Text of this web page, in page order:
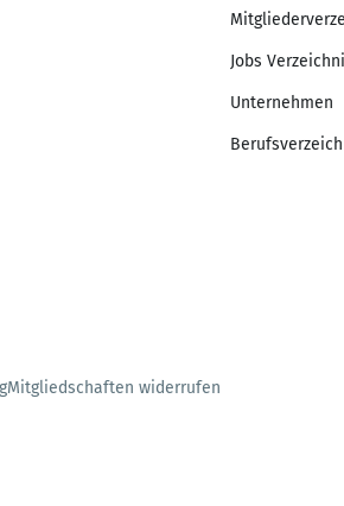
Jobs
Unternehmen
Mitgliedschaften widerrufen